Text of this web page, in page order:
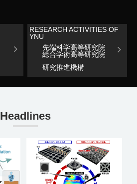
RESEARCH ACTIVITIES OF
YNU
先端科学高等研究院
総合学術高等研究院
研究推進機構
Headlines